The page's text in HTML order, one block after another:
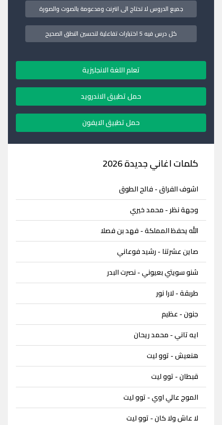
جميع الدروس لا تحتاج الى انترنت ومدعومة بالصوت والصورة
كل درس فيه 5 اختبارات تفاعلية لتحسين النطق الصحيح
تعلم اللغة الانجليزية
حمل تطبيق الاندرويد
حمل تطبيق الايفون
كلمات اغاني جديدة 2026
اشوف الفراق - فالح الطوق
وجهة نظر - محمد خيري
الله يحفظ المملكة - فهد بن فصلا
صاين عشرتنا - رشيد فوعاني
شنو سويتي بعيوني - نصرت البدر
طربقة - لارا نور
جنون - عظيم
ايه تاني - محمد ريحان
هنعيش - توو ليت
قبطان - توو ليت
الموج عالي اوي - توو ليت
لا عاش ولا كان - توو ليت